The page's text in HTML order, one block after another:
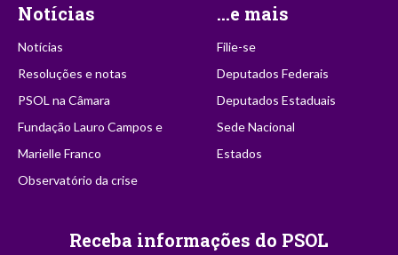
Notícias
Notícias
Resoluções e notas
PSOL na Câmara
Fundação Lauro Campos e
Marielle Franco
Observatório da crise
...e mais
Filie-se
Deputados Federais
Deputados Estaduais
Sede Nacional
Estados
Receba informações do PSOL